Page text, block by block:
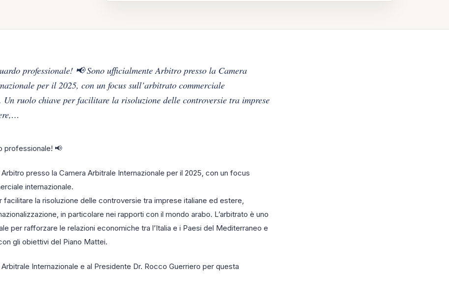
professionale! 📢 Sono ufficialmente Arbitro presso la Camera
per il 2025, con un focus sull’arbitrato commerciale
Un ruolo chiave per facilitare la risoluzione delle controversie tra imprese
professionale! 📢
presso la Camera Arbitrale Internazionale per il 2025, con un focus
internazionale.
facilitare la risoluzione delle controversie tra imprese italiane ed estere,
in particolare nei rapporti con il mondo arabo. L’arbitrato è uno
per rafforzare le relazioni economiche tra l’Italia e i Paesi del Mediterraneo e
gli obiettivi del Piano Mattei.
Internazionale e al Presidente Dr. Rocco Guerriero per questa